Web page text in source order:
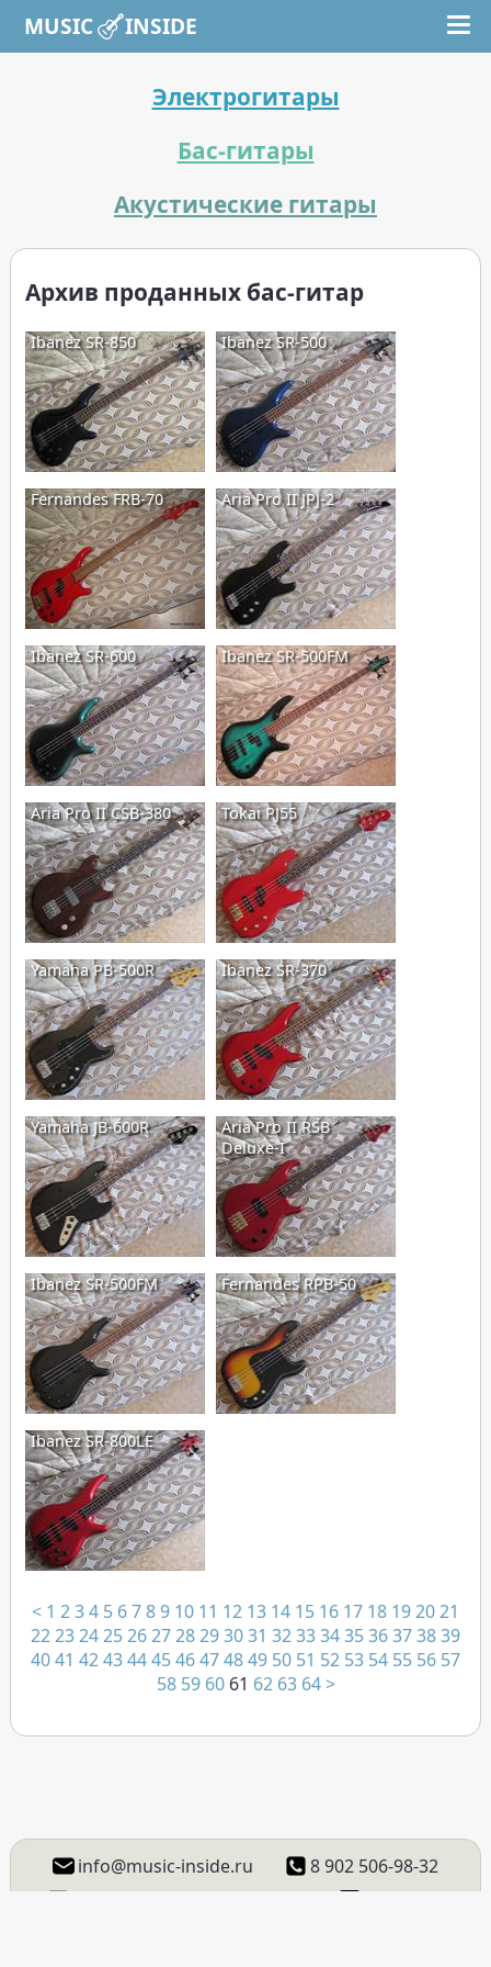
Электрогитары
Бас-гитары
Акустические гитары
Архив проданных бас-гитар
Ibanez SR-850 Ibanez SR-500
Fernandes FRB-70 Aria Pro II JPJ-2
Ibanez SR-600 Ibanez SR-500FM
Aria Pro II CSB-380 Tokai PJ55
Yamaha PB-500R Ibanez SR-370
Yamaha JB-600R
Aria Pro II RSB
Deluxe-I
Ibanez SR-500FM Fernandes RPB-50
Ibanez SR-800LE
< 1 234 5 6789 10 11 12 13 14 15 16 17 18 192021
22232425262728293031 3233343536373839
4041 4243444546474849 50 51 52 53 54 55 56 57
58 59 60 61 62 63 64 >
MUSIC INSIDE
info@music-inside.ru
8 902 506-98-32